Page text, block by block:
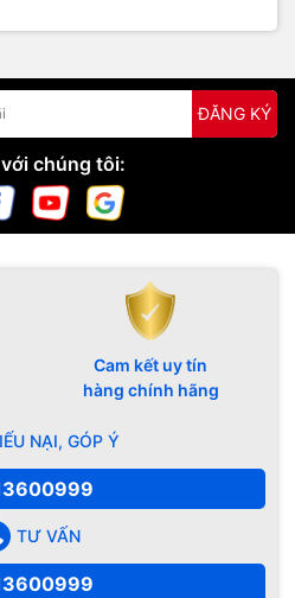
ĐĂNG KÝ
chúng tôi:
Cam kết uy tín
hàng chính hãng
NẠI, GÓP Ý
TƯ VẤN